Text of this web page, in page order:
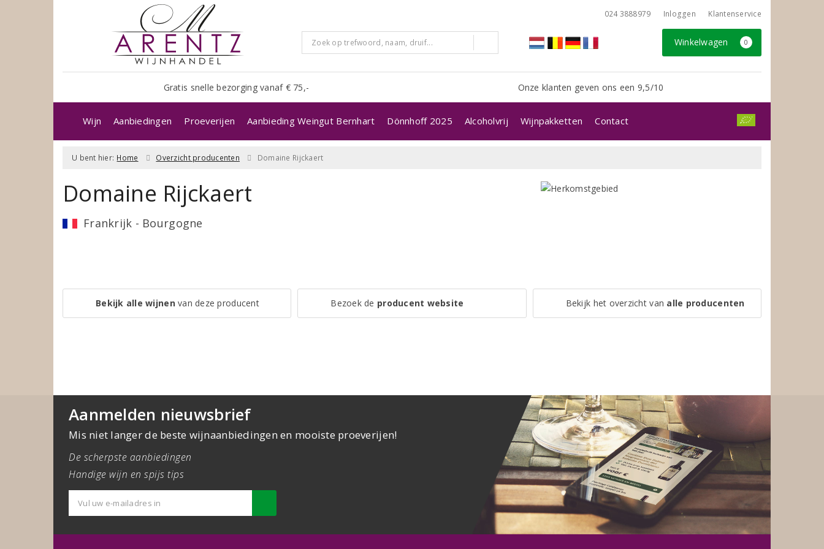
024 3888979 Inloggen Klantenservice
Winkelwagen 0
Gratis snelle bezorging vanaf € 75,- Onze klanten geven ons een 9,5/10
Wijn Aanbiedingen Proeverijen Aanbieding Weingut Bernhart Dönnhoff 2025 Alcoholvrij Wijnpakketten Contact
U bent hier: Home Overzicht producenten Domaine Rijckaert
Domaine Rijckaert
Frankrijk - Bourgogne
Bekijk alle wijnenvan deze producent Bezoek de producent website Bekijk het overzicht van alle producenten
Aanmelden nieuwsbrief
Mis niet langer de beste wijnaanbiedingen en mooiste proeverijen!
De scherpste aanbiedingen
Handige wijn en spijs tips